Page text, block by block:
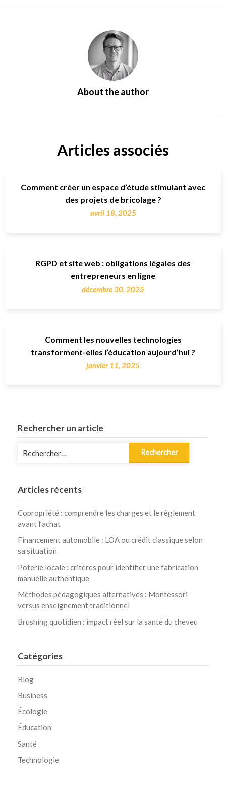
About the author
Articles associés
Comment créer un espace d’étude stimulant avec
des projets de bricolage ?
avril 18, 2025
RGPD et site web : obligations légales des
entrepreneurs en ligne
décembre 30, 2025
Comment les nouvelles technologies
transforment-elles l’éducation aujourd’hui ?
janvier 11, 2025
Rechercher un article
Articles récents
Copropriété : comprendre les charges et le règlement
avant l’achat
Financement automobile : LOA ou crédit classique selon
sa situation
Poterie locale : critères pour identifier une fabrication
manuelle authentique
Méthodes pédagogiques alternatives : Montessori
versus enseignement traditionnel
Brushing quotidien : impact réel sur la santé du cheveu
Catégories
Blog
Business
Écologie
Éducation
Santé
Technologie